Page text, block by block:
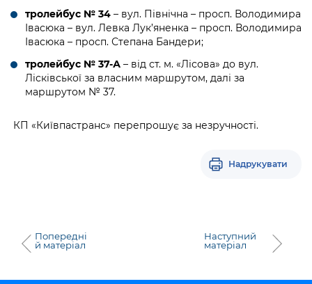
тролейбус № 34 – вул. Північна – просп. Володимира
Івасюка – вул. Левка Лук’яненка – просп. Володимира
Івасюка – просп. Степана Бандери;
тролейбус № 37-А – від ст. м. «Лісова» до вул.
Лісківської за власним маршрутом, далі за
маршрутом № 37.
КП «Київпастранс» перепрошує за незручності.
Надрукувати
Попередні
й матеріал
Наступний
матеріал